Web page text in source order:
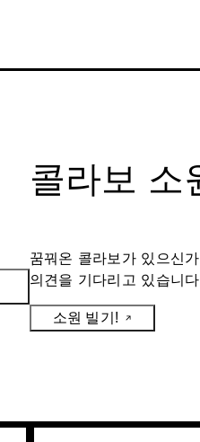
콜라보 소
꿈꿔온 콜라보가 있으신
의견을 기다리고 있습니
소원 빌기!